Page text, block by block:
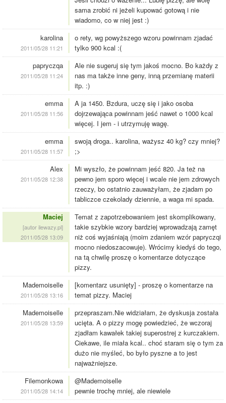
sama zrobić ni jeżeli kupować gotową i nie
wiadomo, co w niej jest :)
karolina
2011/05/28 11:21
o rety, wg powyższego wzoru powinnam zjadać
tylko 900 kcal :(
papryczqa
2011/05/28 11:24
Ale nie sugeruj się tym jakoś mocno. Bo każdy z
nas ma także inne geny, inną przemianę materii
itp. :)
emma
2011/05/28 11:56
A ja 1450. Bzdura, uczę się i jako osoba
dojrzewająca powinnam jeść nawet o 1000 kcal
więcej. I jem - i utrzymuję wagę.
emma
2011/05/28 11:57
swoją droga.. karolina, ważysz 40 kg? czy mniej?
;>
Alex
2011/05/28 12:38
Mi wyszło, że powinnam jeść 820. Ja też na
pewno jem sporo więcej i wcale nie jem zdrowych
rzeczy, bo ostatnio zauważyłam, że zjadam po
tabliczce czekolady dziennie, a waga mi spada.
Maciej
[autor ilewazy.pl]
2011/05/28 13:09
Temat z zapotrzebowaniem jest skomplikowany,
takie szybkie wzory bardziej wprowadzają zamęt
niż coś wyjaśniają (moim zdaniem wzór papryczqi
mocno niedoszacowuje). Wrócimy kiedyś do tego,
na tą chwilę proszę o komentarze dotyczące
pizzy.
Mademoiselle
2011/05/28 13:16
[komentarz usunięty] - proszę o komentarze na
temat pizzy. Maciej
Mademoiselle
2011/05/28 13:59
przepraszam.Nie widziałam, że dyskusja została
ucięta. A o pizzy mogę powiedzieć, że wczoraj
zjadłam kawałek takiej superostrej z kurczakiem.
Ciekawe, ile miała kcal.. choć staram się o tym za
dużo nie myśleć, bo było pyszne a to jest
najważniejsze.
Filemonkowa
2011/05/28 14:14
@Mademoiselle
pewnie trochę mniej, ale niewiele